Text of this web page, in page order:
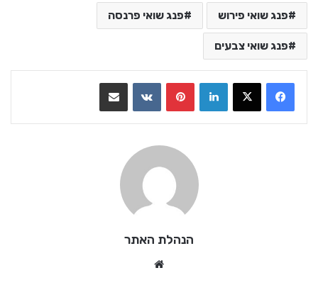
פנג שואי פירוש פנג שואי פרנסה
פנג שואי צבעים
LinkedIn
VKontakte
הנהלת האתר